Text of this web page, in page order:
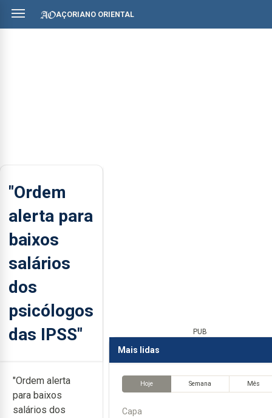
AÇORIANO ORIENTAL
"Ordem
alerta para
baixos
salários
dos
psicólogos
das IPSS"
"Ordem alerta
para baixos
salários dos
PUB
Mais lidas
Hoje Semana Mês
Capa